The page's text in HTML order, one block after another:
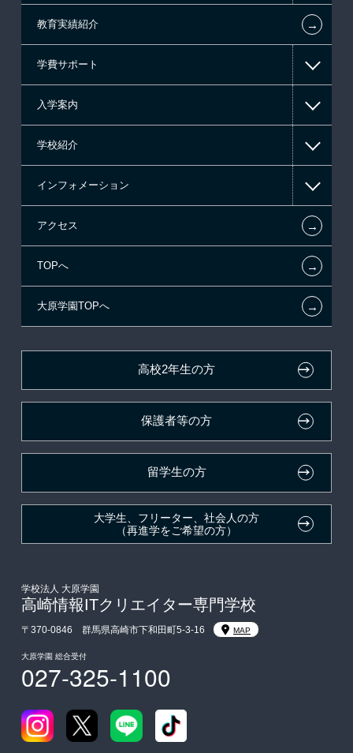
情報IT系
ゲーム系
東京経営大学 学士取得コース
教育実績紹介 ←
学費サポート
高等教育の修学支援新制度
日本学生支援機構の奨学金
国の教育ローン
提携教育ローン
新聞奨学生
試験による特待生制度
入学案内
一般入学
AO入学
指定校推薦入学
指定校自己推薦入学
特別推薦入学
生徒会活動推薦入学
在校生・卒業生紹介推薦入学
大学生・短期大学生特別入学
学費
東京経営大学への3年次編入学
入学前のお勧め学習システム
大学・短期大学・公務員併願制度
学校紹介
在校生からあなたへ
夢を叶えた先輩たち
施設・研修所
大原の資格サポート制度
インフォメーション
お知らせ・新着情報
在校生へのお知らせ
各種証明書の発行ご希望の方
採用ご担当の方
アクセス ←
TOPへ ←
大原学園TOPへ ←
高校2年生の方
保護者等の方
留学生の方
大学生、フリーター、社会人の方
（再進学をご希望の方）
学校法人 大原学園
高崎情報ITクリエイター専門学校
〒370-0846 群馬県高崎市下和田町5-3-16 MAP
大原学園 総合受付
027-325-1100